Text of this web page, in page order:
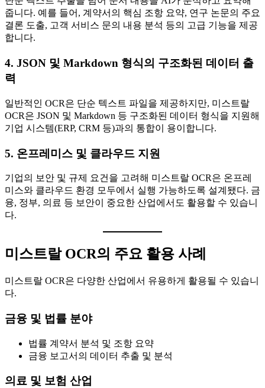
줍니다. 예를 들어, 계약서의 핵심 조항 요약, 연구 논문의 주요
결론 도출, 고객 서비스 문의 내용 분석 등의 고급 기능을 제공
합니다.
4. JSON 및 Markdown 형식의 구조화된 데이터 출
력
일반적인 OCR은 단순 텍스트 파일을 제공하지만, 미스트랄
OCR은 JSON 및 Markdown 등 구조화된 데이터 형식을 지원해
기업 시스템(ERP, CRM 등)과의 통합이 용이합니다.
5. 온프레미스 및 클라우드 지원
기업의 보안 및 규제 요건을 고려해 미스트랄 OCR은 온프레
미스와 클라우드 환경 모두에서 실행 가능하도록 설계됐다. 금
융, 정부, 의료 등 보안이 중요한 산업에서도 활용할 수 있습니
다.
미스트랄 OCR의 주요 활용 사례
미스트랄 OCR은 다양한 산업에서 유용하게 활용될 수 있습니
다.
금융 및 법률 분야
법률 계약서 분석 및 조항 요약
금융 보고서의 데이터 추출 및 분석
의료 및 보험 산업